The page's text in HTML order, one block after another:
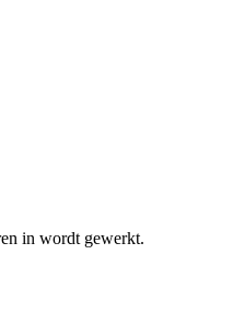
in wordt gewerkt.